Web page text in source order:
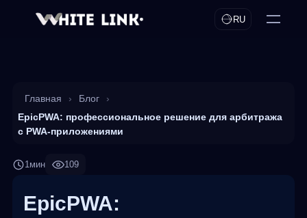
RU
Главная › Блог
›
EpicPWA: профессиональное решение для арбитража
с PWA-приложениями
1мин 109
EpicPWA: